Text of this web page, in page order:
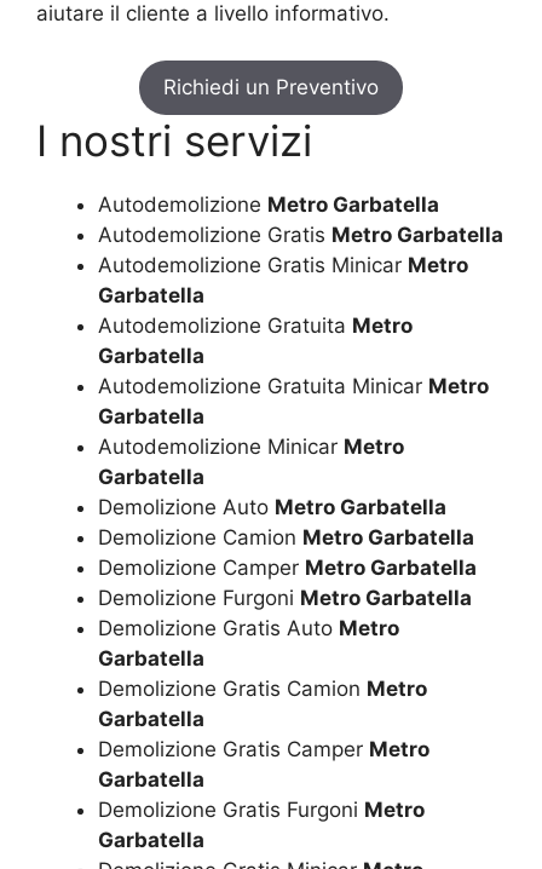
aiutare il cliente a livello informativo.
Richiedi un Preventivo
I nostri servizi
Autodemolizione Metro Garbatella
Autodemolizione Gratis Metro Garbatella
Autodemolizione Gratis Minicar Metro
Garbatella
Autodemolizione Gratuita Metro
Garbatella
Autodemolizione Gratuita Minicar Metro
Garbatella
Autodemolizione Minicar Metro
Garbatella
Demolizione Auto Metro Garbatella
Demolizione Camion Metro Garbatella
Demolizione Camper Metro Garbatella
Demolizione Furgoni Metro Garbatella
Demolizione Gratis Auto Metro
Garbatella
Demolizione Gratis Camion Metro
Garbatella
Demolizione Gratis Camper Metro
Garbatella
Demolizione Gratis Furgoni Metro
Garbatella